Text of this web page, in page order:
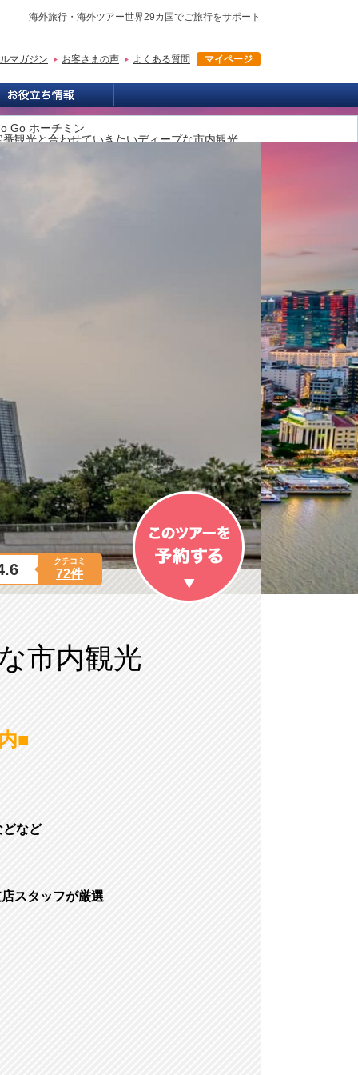
海外旅行・海外ツアー世界29カ国でご旅行をサポート
マガジン お客さまの声 よくある質問 マイページ
Go ホーチミン
番観光と合わせていきたいディープな市内観光
市内観光
■
どなど
スタッフが厳選
クチコミ
72件